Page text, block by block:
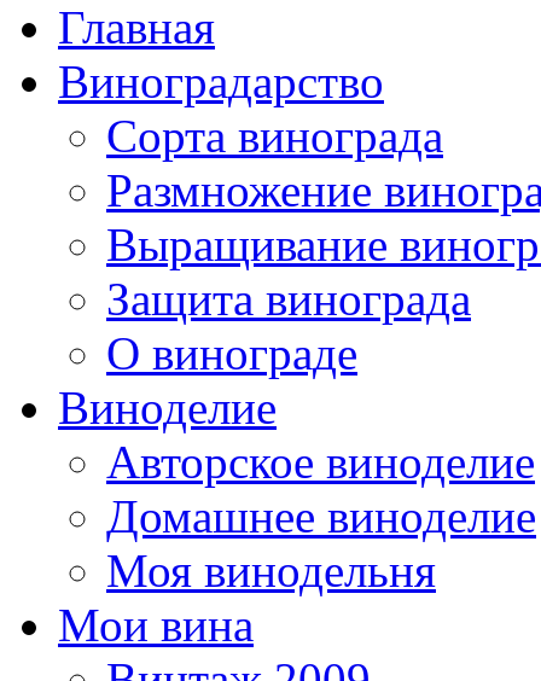
Главная
Виноградарство
Сорта винограда
Размножение
Выращивание
Защита винограда
О винограде
Виноделие
Авторское виноделие
Домашнее виноделие
Моя винодельня
Мои вина